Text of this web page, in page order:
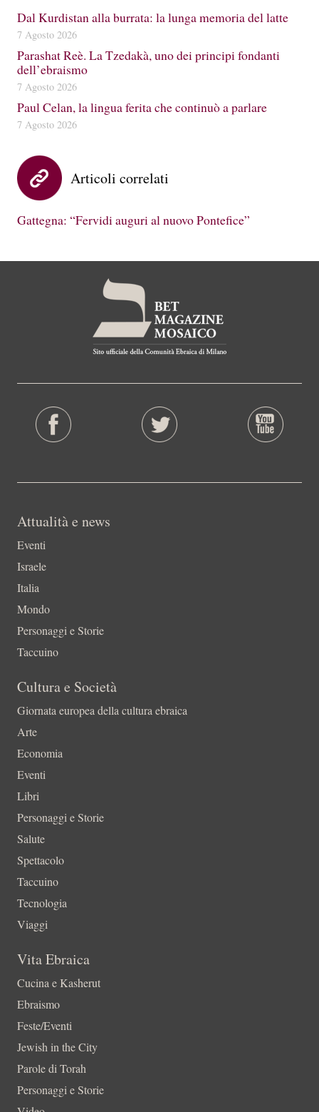
Dal Kurdistan alla burrata: la lunga memoria del latte
7 Agosto 2026
Parashat Reè. La Tzedakà, uno dei principi fondanti
dell’ebraismo
7 Agosto 2026
Paul Celan, la lingua ferita che continuò a parlare
7 Agosto 2026
Articoli correlati
Gattegna: “Fervidi auguri al nuovo Pontefice”
Attualità e news
Eventi
Israele
Italia
Mondo
Personaggi e Storie
Taccuino
Cultura e Società
Giornata europea della cultura ebraica
Arte
Economia
Eventi
Libri
Personaggi e Storie
Salute
Spettacolo
Taccuino
Tecnologia
Viaggi
Vita Ebraica
Cucina e Kasherut
Ebraismo
Feste/Eventi
Jewish in the City
Parole di Torah
Personaggi e Storie